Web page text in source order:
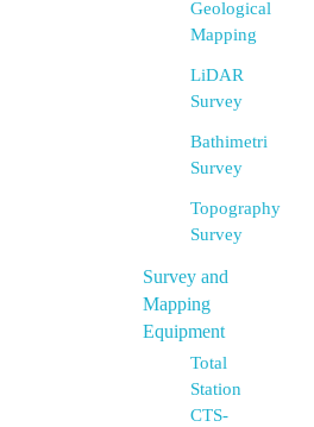
Geological
Mapping
LiDAR
Survey
Bathimetri
Survey
Topography
Survey
Survey and
Mapping
Equipment
Total
Station
CTS-